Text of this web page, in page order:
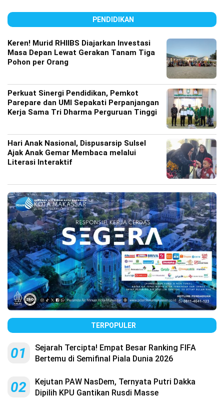
PENDIDIKAN
Keren! Murid RHIIBS Diajarkan Investasi
Masa Depan Lewat Gerakan Tanam Tiga
Pohon per Orang
Perkuat Sinergi Pendidikan, Pemkot
Parepare dan UMI Sepakati Perpanjangan
Kerja Sama Tri Dharma Perguruan Tinggi
Hari Anak Nasional, Dispusarsip Sulsel
Ajak Anak Gemar Membaca melalui
Literasi Interaktif
TERPOPULER
01
Sejarah Tercipta! Empat Besar Ranking FIFA
Bertemu di Semifinal Piala Dunia 2026
02
Kejutan PAW NasDem, Ternyata Putri Dakka
Dipilih KPU Gantikan Rusdi Masse